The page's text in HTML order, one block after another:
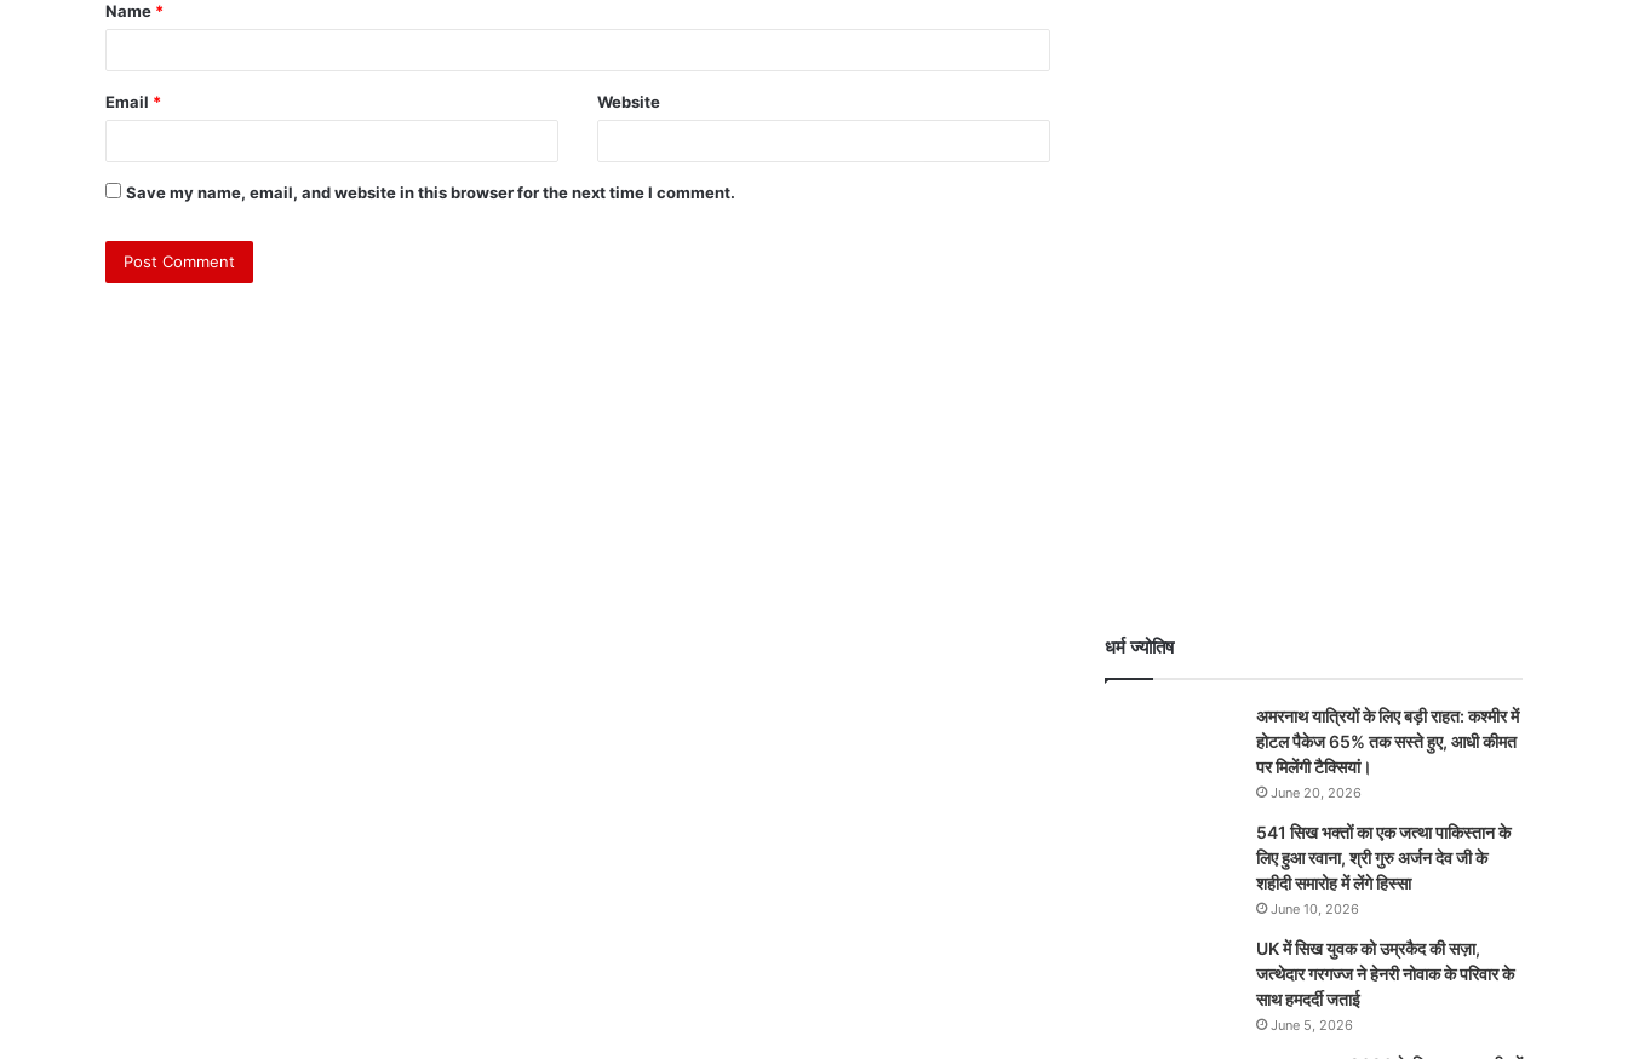
Name *
Email * Website
Save my name, email, and website in this browser for the next time I comment.
धर्म ज्योतिष
अमरनाथ यात्रियों के लिए बड़ी राहत: कश्मीर में
होटल पैकेज 65% तक सस्ते हुए, आधी कीमत
पर मिलेंगी टैक्सियां।
June 20, 2026
541 सिख भक्तों का एक जत्था पाकिस्तान के
लिए हुआ रवाना, श्री गुरु अर्जन देव जी के
शहीदी समारोह में लेंगे हिस्सा
June 10, 2026
UK में सिख युवक को उम्रकैद की सज़ा,
जत्थेदार गरगज्ज ने हेनरी नोवाक के परिवार के
साथ हमदर्दी जताई
June 5, 2026